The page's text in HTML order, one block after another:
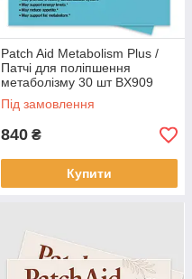
Patch Aid Metabolism Plus /
Патчі для поліпшення
метаболізму 30 шт BX909
Під замовлення
840 ₴
Купити